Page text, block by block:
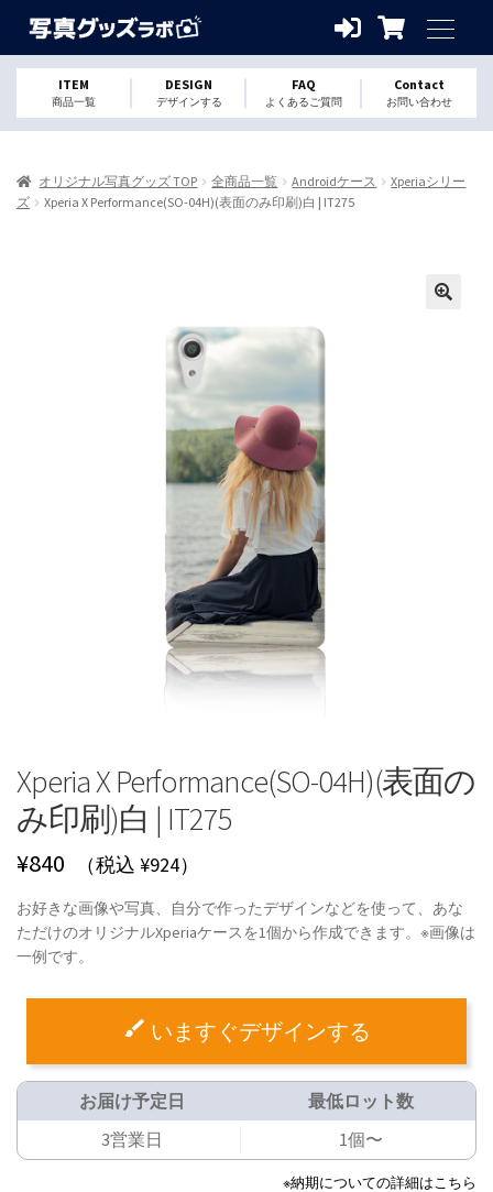
ITEM
商品一覧
DESIGN
デザインする
FAQ
よくあるご質問
Contact
お問い合わせ
オリジナル写真グッズ TOP 全商品一覧 Androidケース
Xperiaシリー
ズ
Xperia X Performance(SO-04H)(表面のみ印刷)白 | IT275
Xperia X Performance(SO-04H)(表面の
み印刷)白 | IT275
¥840 （税込 ¥924）
お好きな画像や写真、自分で作ったデザインなどを使って、あな
ただけのオリジナルXperiaケースを1個から作成できます。※画像は
一例です。
いますぐデザインする
お届け予定日
3営業日
最低ロット数
1個〜
※納期についての詳細はこちら